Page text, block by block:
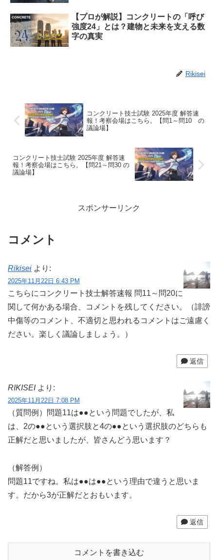
【プロが解説】コンクリートの「呼び
強度24」とは？建物と未来を支える数
字の真実
Rikisei
コンクリート技士試験 2025年度 解答速
報！考察会場はこちら。【問1～問10 の
議論場】
コンクリート技士試験 2025年度 解答速
報！考察会場はこちら。【問21～問30 の
議論場】
スポンサーリンク
コメント
Rikisei より:
2025年11月22日 6:43 PM
こちらにコンクリート技士解答速報 問11～問20に
関して何かある場合、コメントを残してください。（誹謗
中傷等のコメント、不適切と思われるコメントはご遠慮く
ださい。楽しく議論しましょう。）
返信
RIKISEI より:
2025年11月22日 7:08 PM
（質問例）問題11は●●という問題でしたが、私
は、2の●●という選択肢と4の●●という選択肢のどちらも
正解だと思いましたが、皆さんどう思います？
（解答例）
問題11ですね。私は●●は●●という理由で違うと思いま
す。だから3が正解だとおもいます。
返信
コメントを書き込む